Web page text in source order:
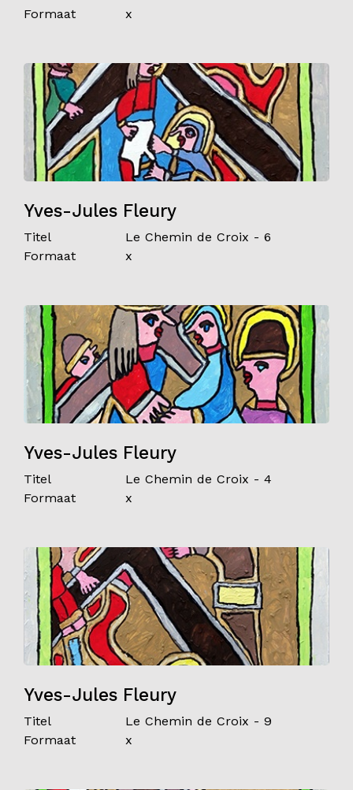
Formaat
x
Yves-Jules Fleury
Titel
Le Chemin de Croix - 6
Formaat
x
Yves-Jules Fleury
Titel
Le Chemin de Croix - 4
Formaat
x
Yves-Jules Fleury
Titel
Le Chemin de Croix - 9
Formaat
x